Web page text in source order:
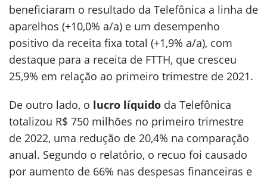
beneficiaram o resultado da Telefônica a linha de
aparelhos (+10,0% a/a) e um desempenho
positivo da receita fixa total (+1,9% a/a), com
destaque para a receita de FTTH, que cresceu
25,9% em relação ao primeiro trimestre de 2021.
De outro lado, o lucro líquido da Telefônica
totalizou R$ 750 milhões no primeiro trimestre
de 2022, uma redução de 20,4% na comparação
anual. Segundo o relatório, o recuo foi causado
por aumento de 66% nas despesas financeiras e